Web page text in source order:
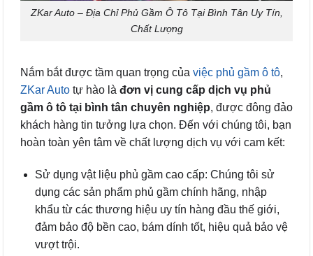
ZKar Auto – Địa Chỉ Phủ Gầm Ô Tô Tại Bình Tân Uy Tín,
Chất Lượng
Nắm bắt được tầm quan trọng của việc phủ gầm ô tô,
ZKar Auto tự hào là đơn vị cung cấp dịch vụ phủ
gầm ô tô tại bình tân chuyên nghiệp, được đông đảo
khách hàng tin tưởng lựa chọn. Đến với chúng tôi, bạn
hoàn toàn yên tâm về chất lượng dịch vụ với cam kết:
Sử dụng vật liệu phủ gầm cao cấp: Chúng tôi sử
dụng các sản phẩm phủ gầm chính hãng, nhập
khẩu từ các thương hiệu uy tín hàng đầu thế giới,
đảm bảo độ bền cao, bám dính tốt, hiệu quả bảo vệ
vượt trội.